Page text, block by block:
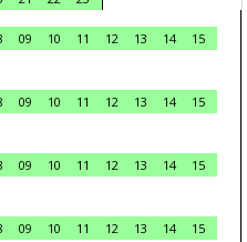
09 10 11 12 13 14
15
09 10 11 12 13 14
15
09 10 11 12 13 14
15
09 10 11 12 13 14
15